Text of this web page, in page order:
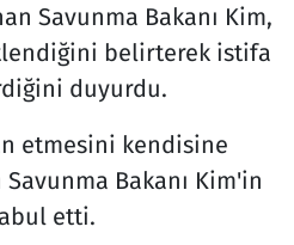
Savunma Bakanı Kim,
belirterek istifa
duyurdu.
etmesini kendisine
Bakanı Kim'in
etti.